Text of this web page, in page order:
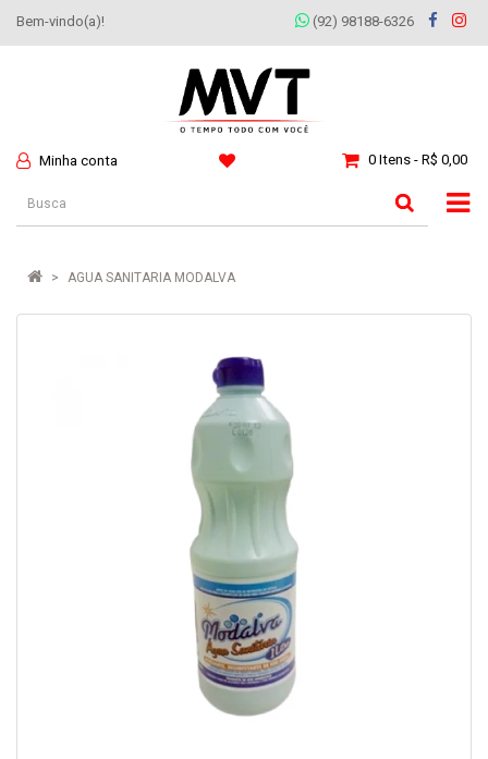
Bem-vindo(a)! (92) 98188-6326
Minha conta 0 Itens - R$ 0,00
AGUA SANITARIA MODALVA